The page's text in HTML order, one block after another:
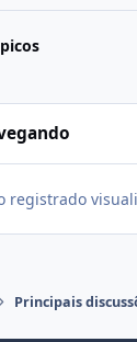
registrado
Principais